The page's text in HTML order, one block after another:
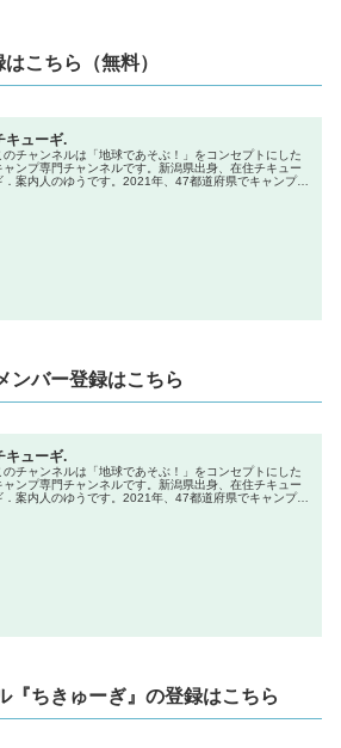
こちら（無料）
キューギ.
のチャンネルは「地球であそぶ！」をコンセプトにした
ャンプ専門チャンネルです。新潟県出身、在住チキュー
．案内人のゆうです。2021年、47都道府県でキャンプを
ンバー登録はこちら
キューギ.
のチャンネルは「地球であそぶ！」をコンセプトにした
ャンプ専門チャンネルです。新潟県出身、在住チキュー
．案内人のゆうです。2021年、47都道府県でキャンプを
『ちきゅーぎ』の登録はこちら